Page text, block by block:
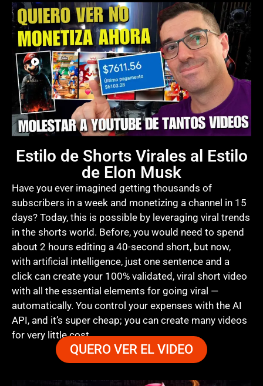
Estilo de Shorts Virales al Estilo
de Elon Musk
Have you ever imagined getting thousands of
subscribers in a week and monetizing a channel in 15
days? Today, this is possible by leveraging viral trends
in the shorts world. Before, you would need to spend
about 2 hours editing a 40-second short, but now,
with artificial intelligence, just one sentence and a
click can create your 100% validated, viral short video
with all the essential elements for going viral —
automatically. You control your expenses with the AI
API, and it’s super cheap; you can create many videos
for very little cost.
QUERO VER EL VIDEO